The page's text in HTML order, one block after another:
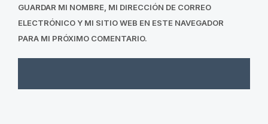
GUARDAR MI NOMBRE, MI DIRECCIÓN DE CORREO
ELECTRÓNICO Y MI SITIO WEB EN ESTE NAVEGADOR
PARA MI PRÓXIMO COMENTARIO.